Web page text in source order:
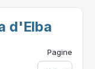
d'Elba
Pagine